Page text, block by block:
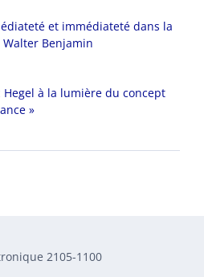
et immédiateté dans la
Benjamin
Hegel à la lumière du concept
»
2105-1100